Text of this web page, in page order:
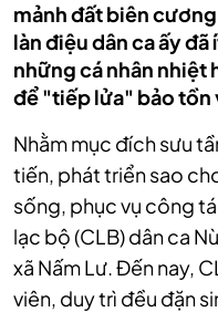
mảnh đất biên
làn điệu dân ca ấy
những cá nhân nhiệt
để "tiếp lửa" bảo tồn
Nhằm mục đích sưu
tiến, phát triển sao
sống, phục vụ công
lạc bộ (CLB) dân ca
xã Nấm Lư. Đến nay,
viên, duy trì đều đặn